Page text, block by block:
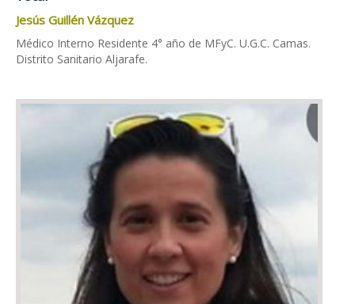
Jesús Guillén Vázquez
Médico Interno Residente 4° año de MFyC. U.G.C. Camas.
Distrito Sanitario Aljarafe.